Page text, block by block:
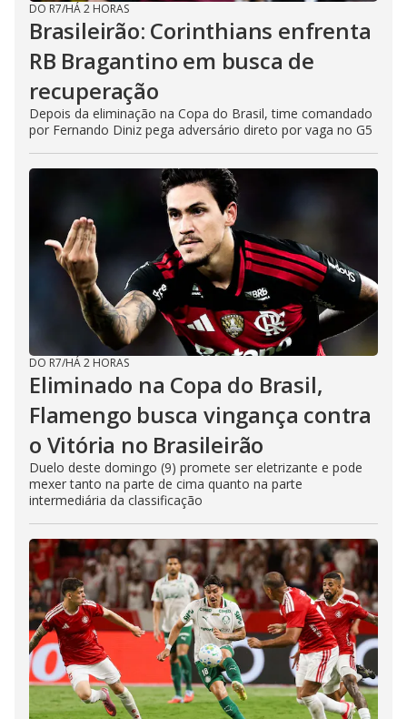
DO R7/HÁ 2 HORAS
Brasileirão: Corinthians enfrenta
RB Bragantino em busca de
recuperação
Depois da eliminação na Copa do Brasil, time comandado
por Fernando Diniz pega adversário direto por vaga no G5
DO R7/HÁ 2 HORAS
Eliminado na Copa do Brasil,
Flamengo busca vingança contra
o Vitória no Brasileirão
Duelo deste domingo (9) promete ser eletrizante e pode
mexer tanto na parte de cima quanto na parte
intermediária da classificação